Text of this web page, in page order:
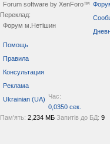
Forum software by XenForo™
Переклад:
Форум м.Нетішин
Помощь
Правила
Консультация
Реклама
Ukrainian (UA) Час:
0,0350 сек.
Пам'ять: 2,234 МБ Запитів до БД: 9